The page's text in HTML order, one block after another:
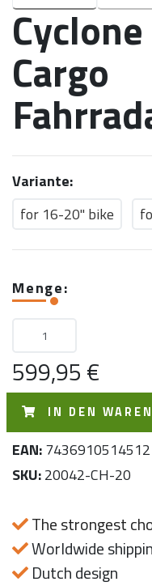
Cargo
Variante:
for 16-20" bike
Menge:
599,95 €
IN DEN
EAN:7436910514512
SKU:20042-CH-20
The strongest
Worldwide
Dutch design